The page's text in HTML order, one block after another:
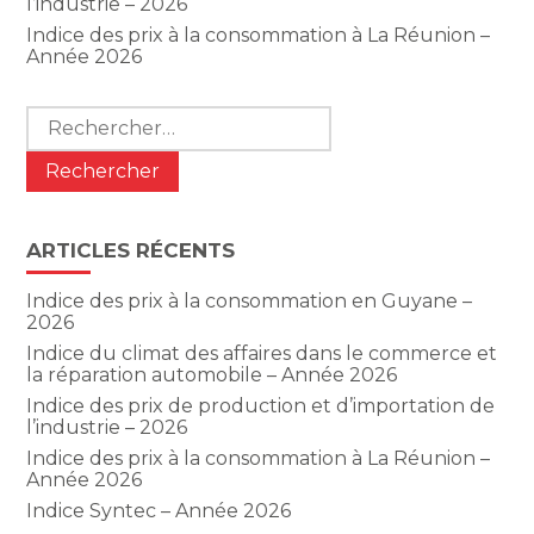
Indice des prix à la consommation à La Réunion –
Année 2026
Rechercher :
ARTICLES RÉCENTS
Indice des prix à la consommation en Guyane –
2026
Indice du climat des affaires dans le commerce et
la réparation automobile – Année 2026
Indice des prix de production et d’importation de
l’industrie – 2026
Indice des prix à la consommation à La Réunion –
Année 2026
Indice Syntec – Année 2026